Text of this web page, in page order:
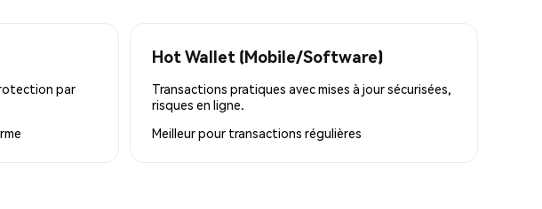
par
Hot Wallet (Mobile/Software)
Transactions pratiques avec mises à jour sécurisées,
risques en ligne.
Meilleur pour transactions régulières